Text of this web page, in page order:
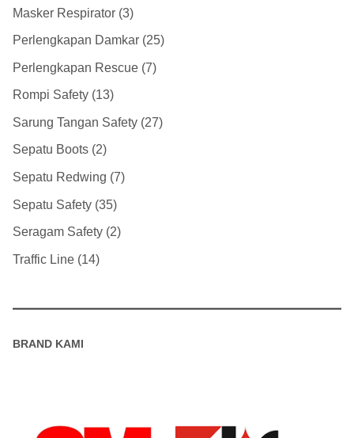
Masker Respirator 3
Perlengkapan Damkar 25
Perlengkapan Rescue 7
Rompi Safety 13
Sarung Tangan Safety 27
Sepatu Boots 2
Sepatu Redwing 7
Sepatu Safety 35
Seragam Safety 2
Traffic Line 14
BRAND KAMI